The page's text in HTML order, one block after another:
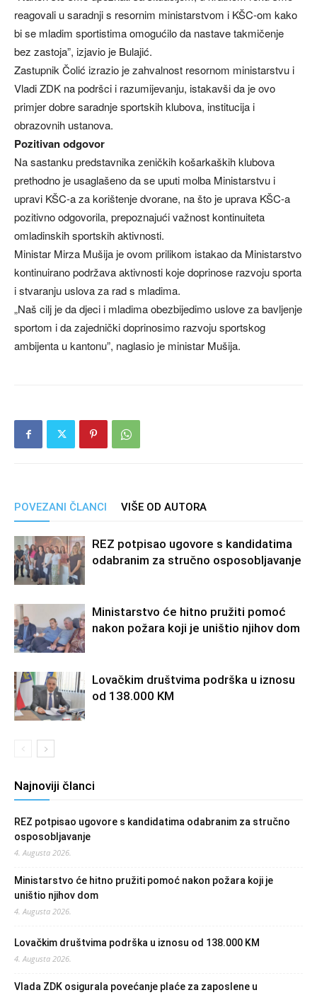
reagovali u saradnji s resornim ministarstvom i KŠC-om kako
bi se mladim sportistima omogućilo da nastave takmičenje
bez zastoja”, izjavio je Bulajić.
Zastupnik Čolić izrazio je zahvalnost resornom ministarstvu i
Vladi ZDK na podršci i razumijevanju, istakavši da je ovo
primjer dobre saradnje sportskih klubova, institucija i
obrazovnih ustanova.
Pozitivan odgovor
Na sastanku predstavnika zeničkih košarkaških klubova
prethodno je usaglašeno da se uputi molba Ministarstvu i
upravi KŠC-a za korištenje dvorane, na što je uprava KŠC-a
pozitivno odgovorila, prepoznajući važnost kontinuiteta
omladinskih sportskih aktivnosti.
Ministar Mirza Mušija je ovom prilikom istakao da Ministarstvo
kontinuirano podržava aktivnosti koje doprinose razvoju sporta
i stvaranju uslova za rad s mladima.
„Naš cilj je da djeci i mladima obezbijedimo uslove za bavljenje
sportom i da zajednički doprinosimo razvoju sportskog
ambijenta u kantonu”, naglasio je ministar Mušija.
POVEZANI ČLANCI VIŠE OD AUTORA
REZ potpisao ugovore s kandidatima
odabranim za stručno osposobljavanje
Ministarstvo će hitno pružiti pomoć
nakon požara koji je uništio njihov dom
Lovačkim društvima podrška u iznosu
od 138.000 KM
Najnoviji članci
REZ potpisao ugovore s kandidatima odabranim za stručno
osposobljavanje
4. Augusta 2026.
Ministarstvo će hitno pružiti pomoć nakon požara koji je
uništio njihov dom
4. Augusta 2026.
Lovačkim društvima podrška u iznosu od 138.000 KM
4. Augusta 2026.
Vlada ZDK osigurala povećanje plaće za zaposlene u